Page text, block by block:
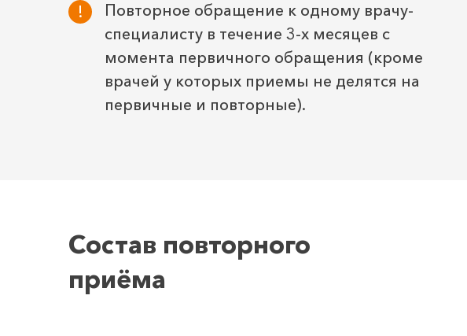
Повторное обращение к одному врачу-
специалисту в течение 3-х месяцев с
момента первичного обращения (кроме
врачей у которых приемы не делятся на
первичные и повторные).
Состав повторного
приёма